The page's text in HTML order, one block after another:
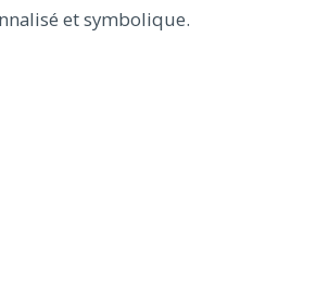
et symbolique.